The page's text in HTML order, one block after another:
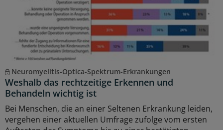
Neuromyelitis-Optica-Spektrum-Erkrankungen
Weshalb das rechtzeitige Erkennen und
Behandeln wichtig ist
Bei Menschen, die an einer Seltenen Erkrankung leiden,
vergehen einer aktuellen Umfrage zufolge vom ersten